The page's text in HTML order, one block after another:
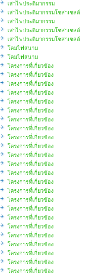
เสาไฟประติมากรรม
เสาไฟประติมากรรมโซล่าเซลล์
เสาไฟประติมากรรม
เสาไฟประติมากรรมโซล่าเซลล์
เสาไฟประติมากรรมโซล่าเซลล์
โคมไฟสนาม
โคมไฟสนาม
โครงการที่เกี่ยวข้อง
โครงการที่เกี่ยวข้อง
โครงการที่เกี่ยวข้อง
โครงการที่เกี่ยวข้อง
โครงการที่เกี่ยวข้อง
โครงการที่เกี่ยวข้อง
โครงการที่เกี่ยวข้อง
โครงการที่เกี่ยวข้อง
โครงการที่เกี่ยวข้อง
โครงการที่เกี่ยวข้อง
โครงการที่เกี่ยวข้อง
โครงการที่เกี่ยวข้อง
โครงการที่เกี่ยวข้อง
โครงการที่เกี่ยวข้อง
โครงการที่เกี่ยวข้อง
โครงการที่เกี่ยวข้อง
โครงการที่เกี่ยวข้อง
โครงการที่เกี่ยวข้อง
โครงการที่เกี่ยวข้อง
โครงการที่เกี่ยวข้อง
โครงการที่เกี่ยวข้อง
โครงการที่เกี่ยวข้อง
โครงการที่เกี่ยวข้อง
โครงการที่เกี่ยวข้อง